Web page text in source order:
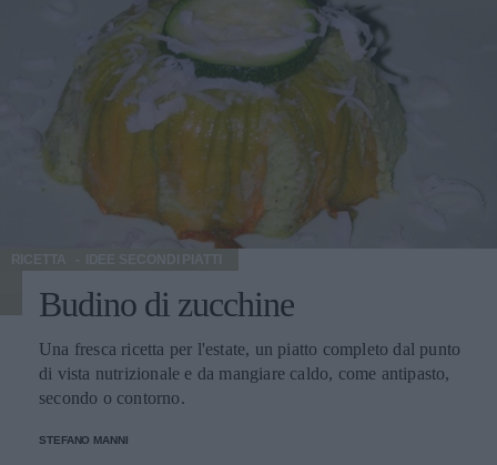
RICETTA IDEE SECONDI PIATTI
Budino di zucchine
Una fresca ricetta per l'estate, un piatto completo dal punto
di vista nutrizionale e da mangiare caldo, come antipasto,
secondo o contorno.
STEFANO MANNI